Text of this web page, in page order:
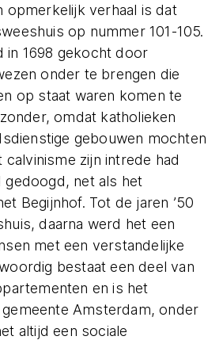
opmerkelijk verhaal is dat
op nummer 101-105.
in 1698 gekocht door
onder te brengen die
op staat waren komen te
omdat katholieken
gebouwen mochten
calvinisme zijn intrede had
gedoogd, net als het
Begijnhof. Tot de jaren ’50
daarna werd het een
met een verstandelijke
bestaat een deel van
en is het
Amsterdam, onder
altijd een sociale